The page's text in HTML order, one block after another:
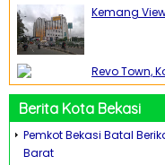
Kemang
Revo Town,
Berita Kota Bekasi
Pemkot Bekasi Batal
Barat